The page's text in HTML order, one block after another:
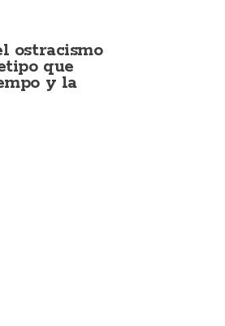
ostracismo
que
y la